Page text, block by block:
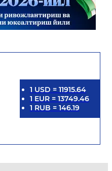
1 USD = 11915.64
1 EUR= 13749.46
1 RUB = 146.19